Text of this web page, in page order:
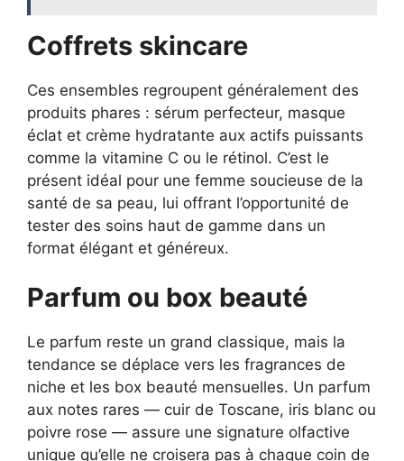
Coffrets skincare
Ces ensembles regroupent généralement des
produits phares : sérum perfecteur, masque
éclat et crème hydratante aux actifs puissants
comme la vitamine C ou le rétinol. C’est le
présent idéal pour une femme soucieuse de la
santé de sa peau, lui offrant l’opportunité de
tester des soins haut de gamme dans un
format élégant et généreux.
Parfum ou box beauté
Le parfum reste un grand classique, mais la
tendance se déplace vers les fragrances de
niche et les box beauté mensuelles. Un parfum
aux notes rares — cuir de Toscane, iris blanc ou
poivre rose — assure une signature olfactive
unique qu’elle ne croisera pas à chaque coin de